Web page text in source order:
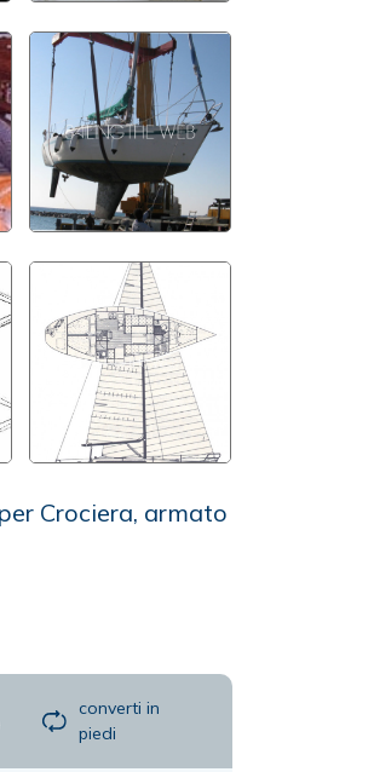
Crociera, armato
converti in
piedi